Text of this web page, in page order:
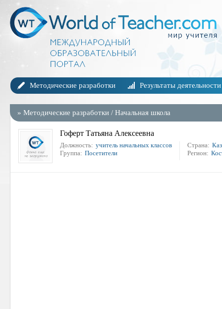
Методические разработки Результаты деятельности
» Методические разработки / Начальная школа
Гоферт Татьяна Алексеевна
Должность: учитель начальных классов
Группа: Посетители
Страна:
Регион: